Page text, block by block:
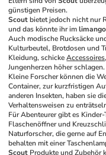
günstigen Preisen.
Scout bietet jedoch nicht nur
und das könnte ihr im
Auch modische Rucksäcke
Kulturbeutel, Brotdosen und
Kleidung, schicke Accessoires
Jungenherzen höher schlagen.
Kleine Forscher können die
Container, zur kurzfristigen
anderen Insekten, haben sie
Verhaltensweisen zu
Für Abenteurer gibt es
Flaschenöffner und
Naturforscher, die gerne auf
behalten mit einer
Scout Produkte und Zubehör